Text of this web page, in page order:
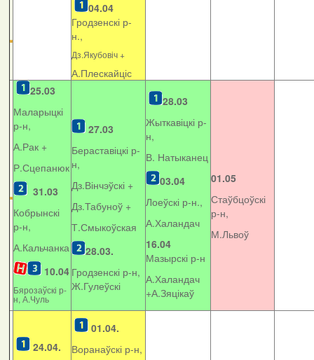
04.04
Гродзенскі р-
н.,
Дз.Якубовіч +
А.Плескайціс
25.03
Маларыцкі
р-н,
А.Рак +
Р.Сцепанюк
31.03
Кобрынскі
р-н,
А.Кальчанка
10.04
Бярозаўскі р-
н, А.Чуль
27.03
Бераставіцкі р-
н,
Дз.Вінчэўскі +
Дз.Табуноў +
Т.Смыкоўская
28.03.
Гродзенскі р-н,
Ж.Гулеўскі
28.03
Жыткавіцкі р-
н,
В. Натыканец
03.04
Лоеўскі р-н.,
А.Халандач
16.04
Мазырскі р-н
А.Халандач
+А.Зяцікаў
01.05
Стаўбцоўскі
р-н,
М.Львоў
24.04.
01.04.
Воранаўскі р-н,